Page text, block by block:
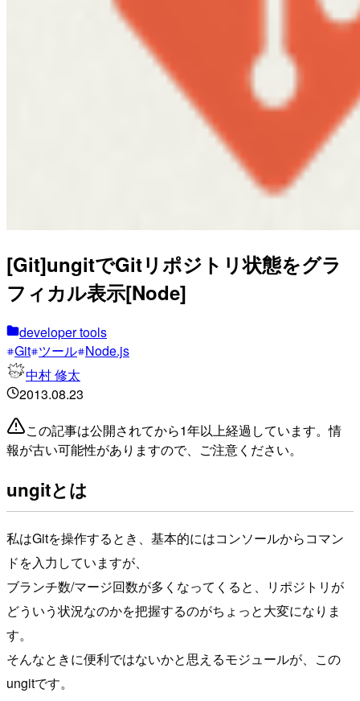
[Git]ungitでGitリポジトリ状態をグラ
フィカル表示[Node]
developer tools
Git ツール Node.js
中村 修太
2013.08.23
この記事は公開されてから1年以上経過しています。情
報が古い可能性がありますので、ご注意ください。
ungitとは
私はGitを操作するとき、基本的にはコンソールからコマン
ドを入力していますが、
ブランチ数/マージ回数が多くなってくると、リポジトリが
どういう状況なのかを把握するのがちょっと大変になりま
す。
そんなときに便利ではないかと思えるモジュールが、この
ungitです。